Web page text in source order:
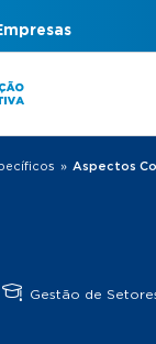
» Aspectos
Gestão de